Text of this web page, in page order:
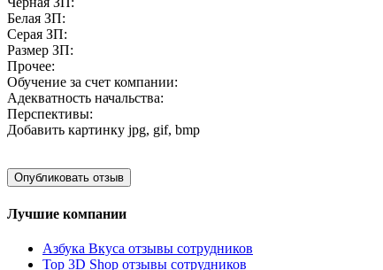
Белая ЗП:
Серая ЗП:
Размер ЗП:
Прочее:
Обучение за счет компании:
Адекватность начальства:
Перспективы:
Добавить картинку jpg, gif, bmp
Лучшие компании
Азбука Вкуса отзывы сотрудников
Top 3D Shop отзывы сотрудников